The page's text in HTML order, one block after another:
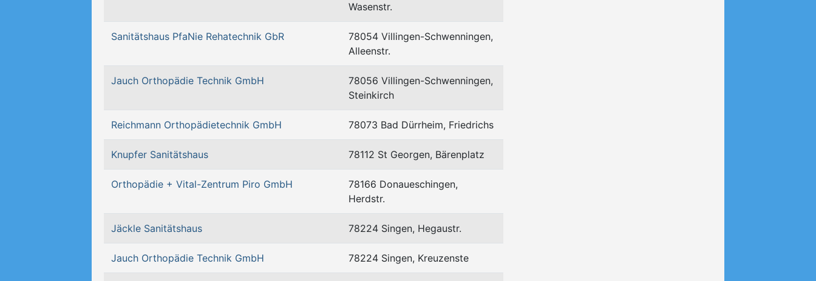
Wasenstr.
Sanitätshaus PfaNie Rehatechnik GbR
78054 Villingen-Schwenningen,
Alleenstr.
Jauch Orthopädie Technik GmbH
78056 Villingen-Schwenningen,
Steinkirch
Reichmann Orthopädietechnik GmbH 78073 Bad Dürrheim, Friedrichs
Knupfer Sanitätshaus 78112 St Georgen, Bärenplatz
Orthopädie + Vital-Zentrum Piro GmbH
78166 Donaueschingen,
Herdstr.
Jäckle Sanitätshaus 78224 Singen, Hegaustr.
Jauch Orthopädie Technik GmbH 78224 Singen, Kreuzenste